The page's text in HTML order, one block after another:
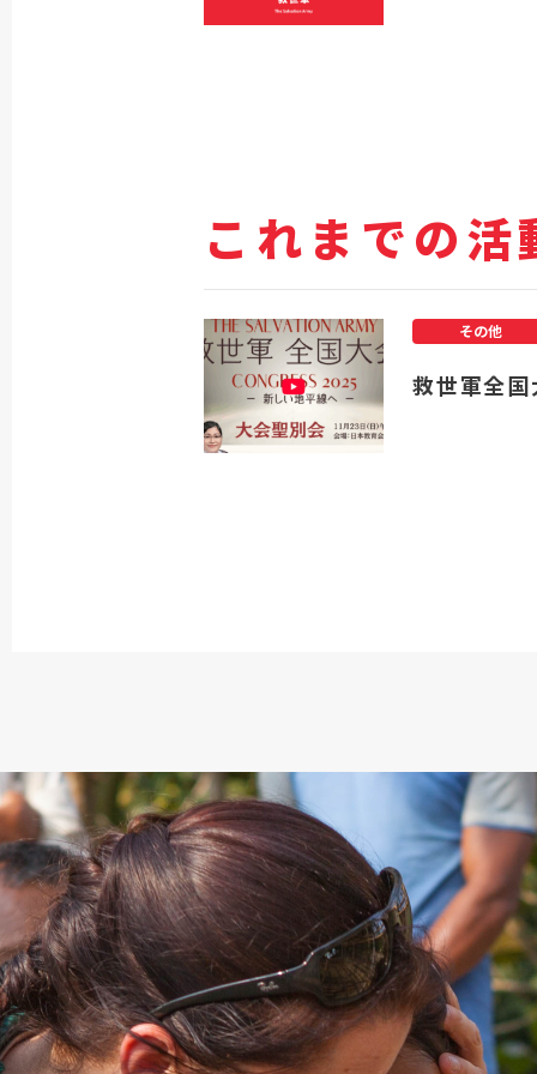
これまでの活
救世軍全
その他